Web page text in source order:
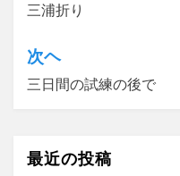
稿
ナ
ビ
シ
三浦折り
次ヘ
三日間の試練の後で
最近の投稿